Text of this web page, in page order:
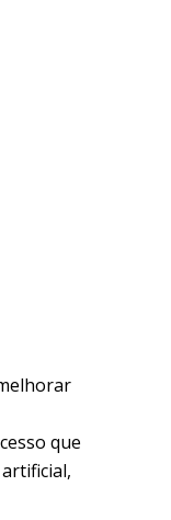
que